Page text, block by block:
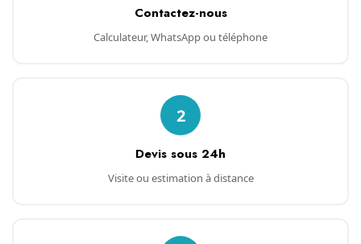
Contactez-nous
Calculateur, WhatsApp ou téléphone
2
Devis sous 24h
Visite ou estimation à distance